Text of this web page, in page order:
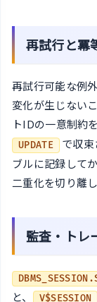
再試行と冪
再試行可能な例
変化が生じない
トIDの一意制約
UPDATE で収束
ブルに記録して
二重化を切り離
監査・トレ
と、
V$SESSION